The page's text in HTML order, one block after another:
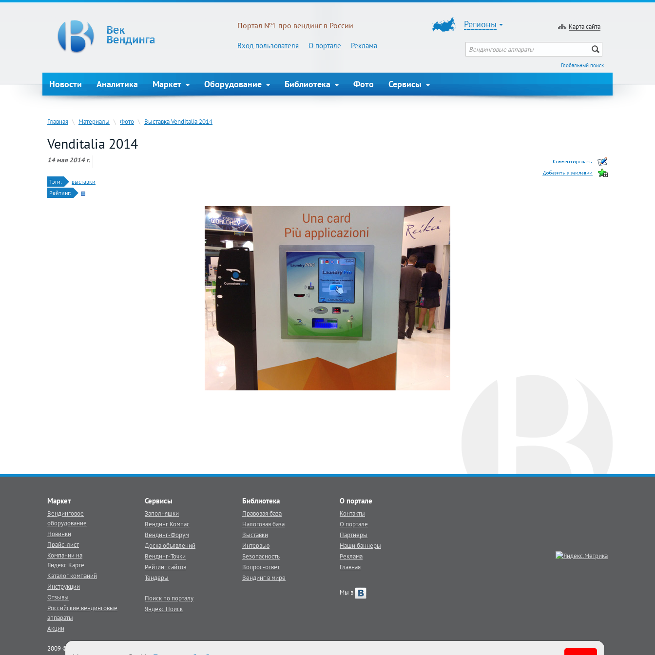
Портал №1 про вендинг в России
Вход пользователя О портале Реклама
Регионы Карта сайта
Глобальный поиск
Новости Аналитика Маркет Оборудование Библиотека Фото Сервисы
Главная \ Материалы \ Фото \ Выставка VendItalia 2014
Venditalia 2014
14 мая 2014 г.
Тэги:
выставки
Рейтинг:
Маркет
Вендинговое
оборудование
Новинки
Прайс-лист
Компании на
Яндекс.Карте
Каталог компаний
Инструкции
Отзывы
Российские вендинговые
аппараты
Акции
Сервисы
Заполняшки
Вендинг.Компас
Вендинг-Форум
Доска объявлений
Вендинг-Точки
Рейтинг сайтов
Тендеры
Поиск по порталу
Яндекс.Поиск
Библиотека
Правовая база
Налоговая база
Выставки
Интервью
Безопасность
Вопрос-ответ
Вендинг в мире
О портале
Контакты
О портале
Партнеры
Наши баннеры
Реклама
Главная
Мы в
2009 © Век Вендинга - тематический